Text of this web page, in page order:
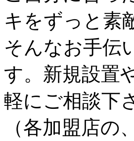
キをずっと素
そんなお手伝
す。新規設置
軽にご相談下
（各加盟店